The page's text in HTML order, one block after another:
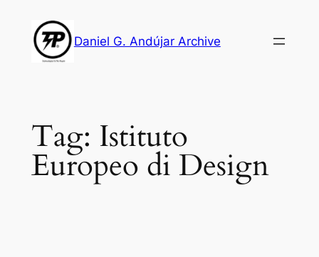
content
Daniel G. Andújar Archive
Tag: Istituto
Europeo di Design